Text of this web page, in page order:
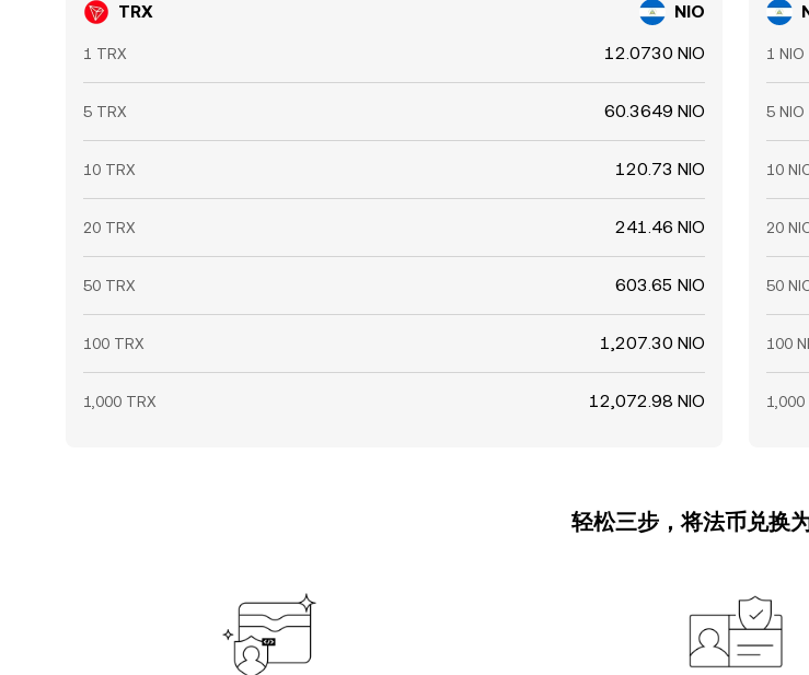
TRX NIO
1 TRX 12.0730 NIO
5 TRX 60.3649 NIO
10 TRX 120.73 NIO
20 TRX 241.46 NIO
50 TRX 603.65 NIO
100 TRX 1,207.30 NIO
1,000 TRX 12,072.98 NIO
1 NIO
5 NIO
10
20
50
100
1,000
轻松三步，将法币兑换